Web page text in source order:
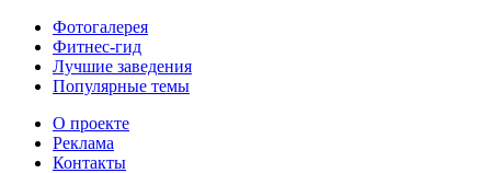
Фотогалерея
Фитнес-гид
Лучшие заведения
Популярные темы
О проекте
Реклама
Контакты